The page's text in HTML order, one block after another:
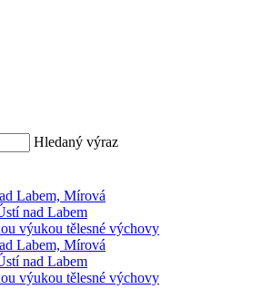
Hledaný výraz
nad Labem
výukou tělesné výchovy
nad Labem
výukou tělesné výchovy